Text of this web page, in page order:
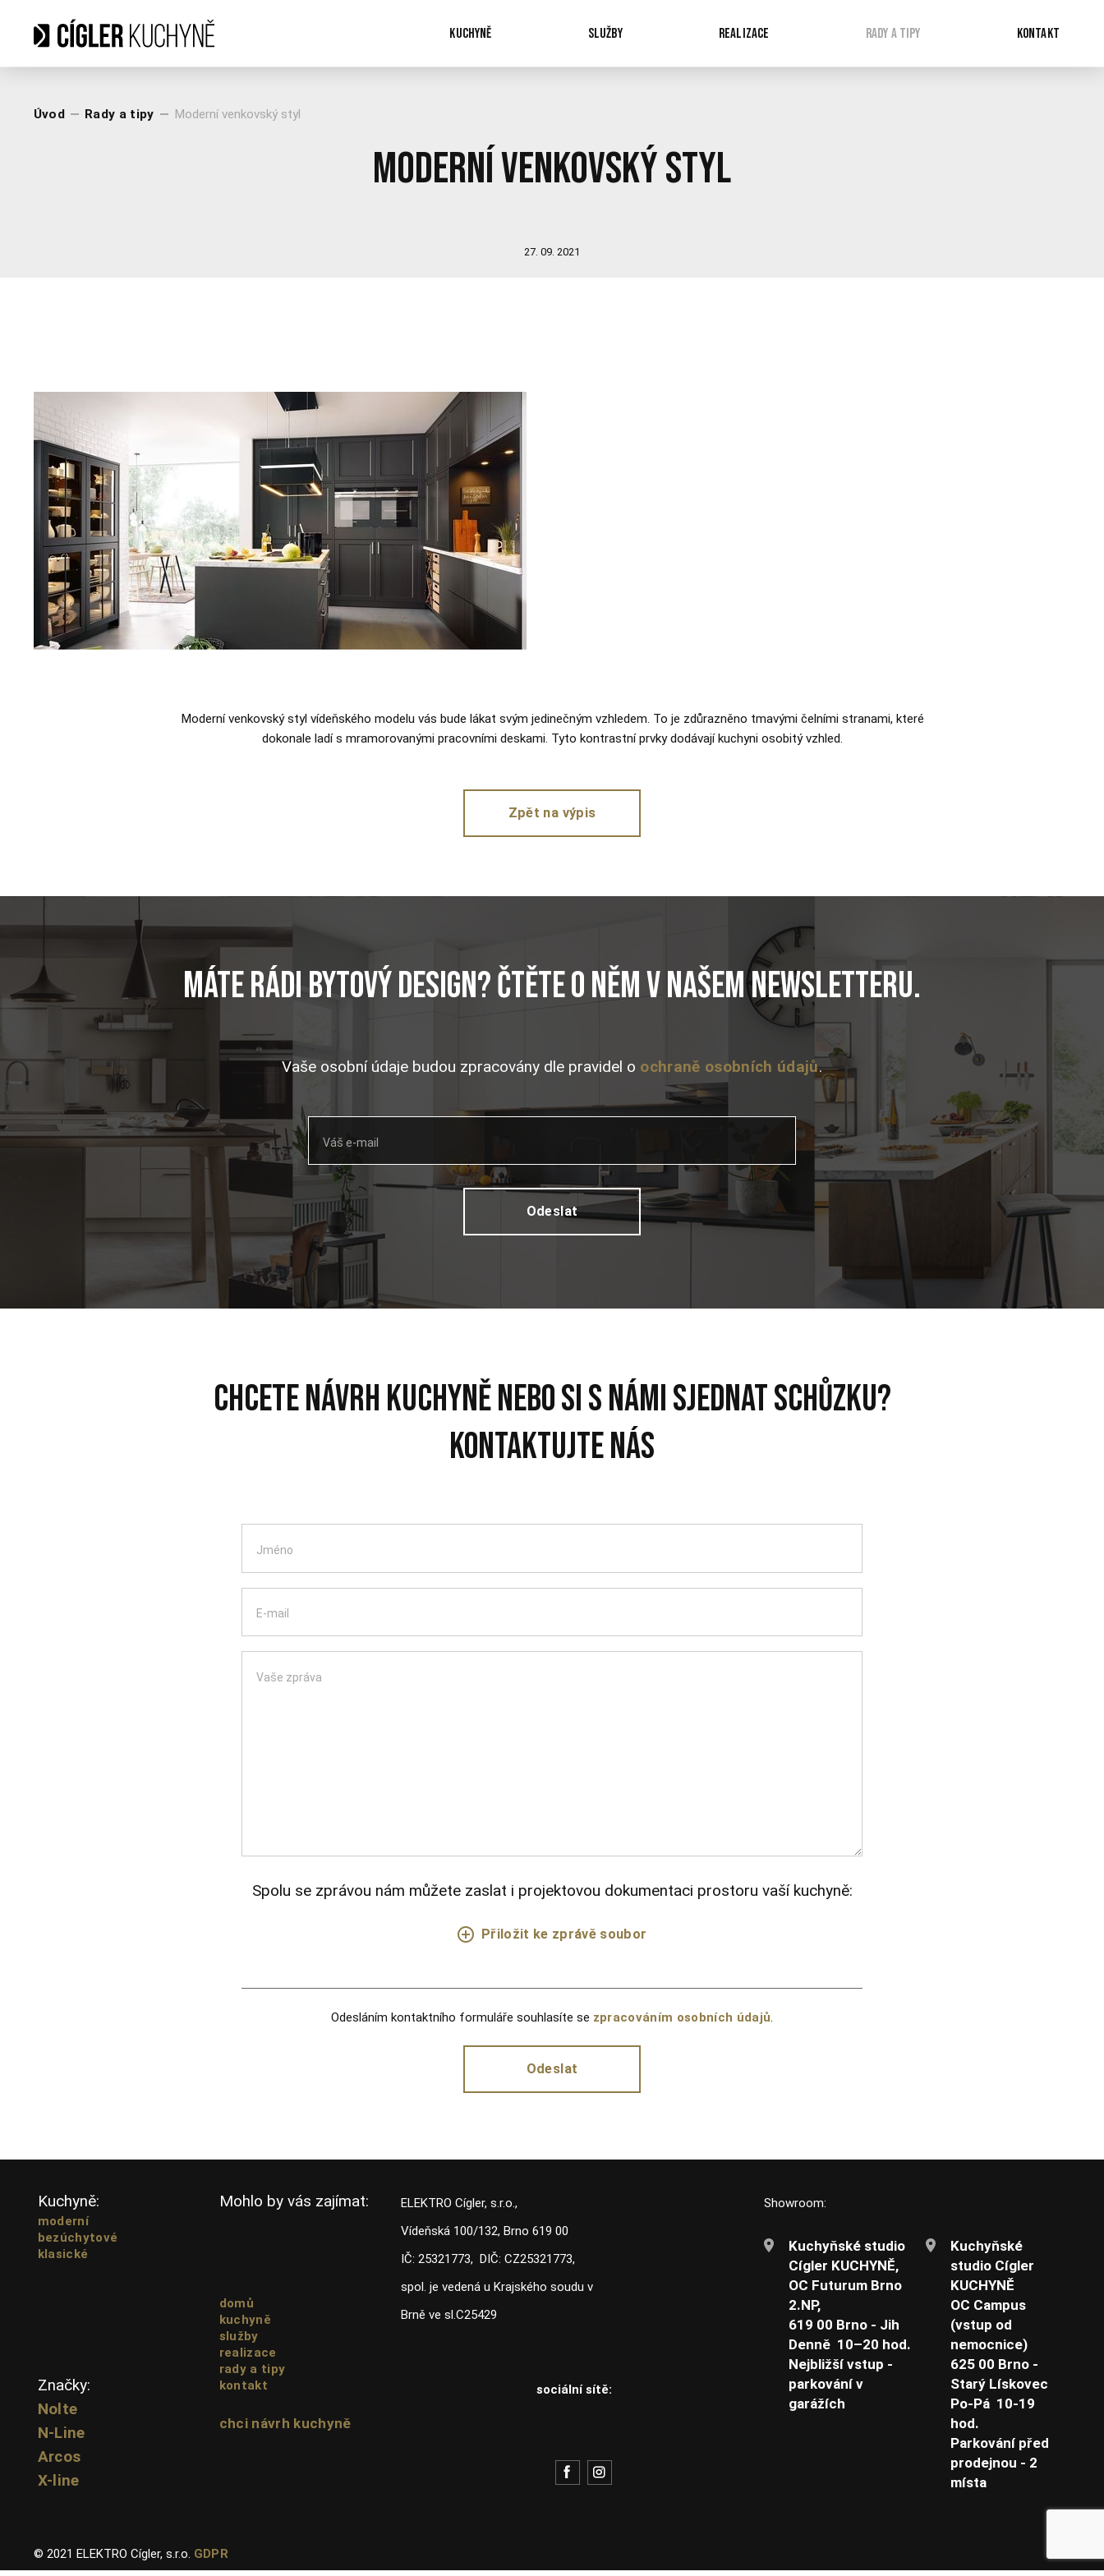
KUCHYNĚ SLUŽBY REALIZACE RADY A TIPY KONTAKT
Úvod Rady a tipy Moderní venkovský styl
Moderní venkovský styl
27. 09. 2021
Moderní venkovský styl vídeňského modelu vás bude lákat svým jedinečným vzhledem. To je zdůrazněno tmavými čelními stranami, které
dokonale ladí s mramorovanými pracovními deskami. Tyto kontrastní prvky dodávají kuchyni osobitý vzhled.
Zpět na výpis
Máte rádi bytový design? Čtěte o něm v našem newsletteru.
Vaše osobní údaje budou zpracovány dle pravidel o ochraně osobních údajů.
Váš e-mail
chcete návrh kuchyně nebo si s námi sjednat schůzku?
Kontaktujte nás
Jméno
E-mail
Vaše zpráva
Spolu se zprávou nám můžete zaslat i projektovou dokumentaci prostoru vaší kuchyně:
Přiložit ke zprávě soubor
Odesláním kontaktního formuláře souhlasíte se zpracováním osobních údajů.
Kuchyně:
moderní
bezúchytové
klasické
Značky:
Nolte
N-Line
Arcos
X-line
Mohlo by vás zajímat:
domů
kuchyně
služby
realizace
rady a tipy
kontakt
chci návrh kuchyně
ELEKTRO Cígler, s.r.o.,
Vídeňská 100/132, Brno 619 00
IČ: 25321773, DIČ: CZ25321773,
spol. je vedená u Krajského soudu v
Brně ve sl.C25429
sociální sítě:
Showroom:
Kuchyňské studio
Cígler KUCHYNĚ,
OC Futurum Brno
2.NP,
619 00 Brno - Jih
Denně 10–20 hod.
Nejbližší vstup -
parkování v
garážích
Kuchyňské
studio Cígler
KUCHYNĚ
OC Campus
(vstup od
nemocnice)
625 00 Brno -
Starý Lískovec
Po-Pá 10-19
hod.
Parkování před
prodejnou - 2
místa
© 2021 ELEKTRO Cígler, s.r.o. GDPR